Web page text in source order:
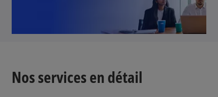
Nos services en détail